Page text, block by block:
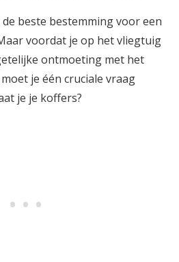
beste bestemming voor een
voordat je op het vliegtuig
ontmoeting met het
je één cruciale vraag
je je koffers?